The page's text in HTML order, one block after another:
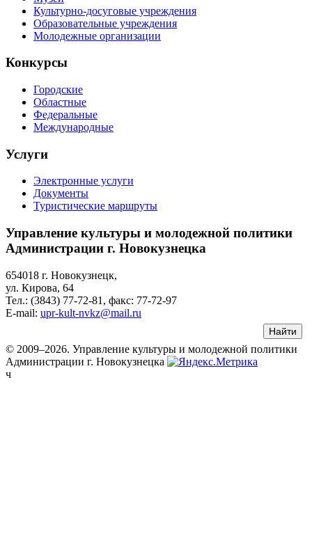
Культурно-досуговые учреждения
Образовательные учреждения
Молодежные организации
Конкурсы
Городские
Областные
Федеральные
Международные
Услуги
Электронные услуги
Документы
Туристические маршруты
Управление культуры и молодежной политики
Администрации г. Новокузнецка
654018 г. Новокузнецк,
ул. Кирова, 64
Тел.: (3843) 77-72-81 , факс: 77-72-97
E-mail: upr-kult-nvkz@mail.ru
© 2009–2026. Управление культуры и молодежной политики
Администрации г. Новокузнецка
ч